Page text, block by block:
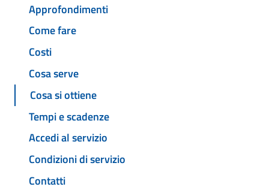
Approfondimenti
Come fare
Costi
Cosa serve
Cosa si ottiene
Tempi e scadenze
Accedi al servizio
Condizioni di servizio
Contatti